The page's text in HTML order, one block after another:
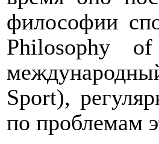
философии
Philosophy
of
Sport),
по проблемам